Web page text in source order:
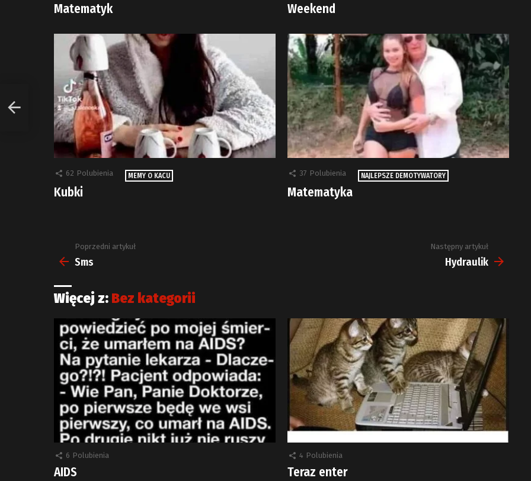
Matematyk Weekend
62 Polubienia MEMY O KACU
Kubki
37 Polubienia NAJLEPSZE DEMOTYWATORY
Matematyka
Zobacz
więcej
Poprzedni artykuł
Sms
Następny artykuł
Hydraulik
Więcej z: Bez kategorii
6 Polubienia
AIDS
4 Polubienia
Teraz enter